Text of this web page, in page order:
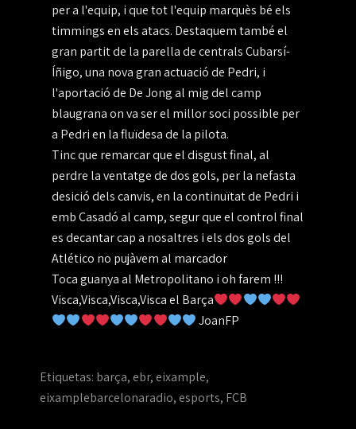
per a l'equip, i que tot l'equip marquès bé els
timmings en els atacs. Destaquem també el
gran partit de la parella de centrals Cubarsí-
Íñigo, una nova gran actuació de Pedri, i
l'aportació de De Jong al mig del camp
blaugrana on va ser el millor soci possible per
a Pedri en la fluïdesa de la pilota.
Tinc que remarcar que el disgust final, al
perdre la ventatge de dos gols, per la nefasta
desició dels canvis, en la continuïtat de Pedri i
emb Casadó al camp, segur que el control final
es decantar cap a nosaltres i els dos gols del
Atlético no pujàvem al marcador
Toca guanya al Metropolitano i oh farem !!!
Visca,Visca,Visca,Visca el Barça
JoanFP
Etiquetas: barça, ebr, eixample,
eixamplebarcelonaradio, esports, FCB